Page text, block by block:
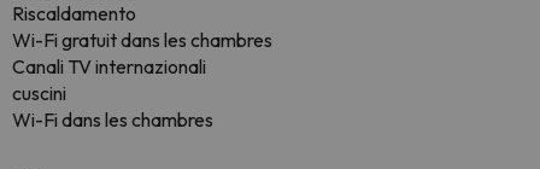
Riscaldamento
Wi-Fi gratuit dans les chambres
Canali TV internazionali
cuscini
Wi-Fi dans les chambres